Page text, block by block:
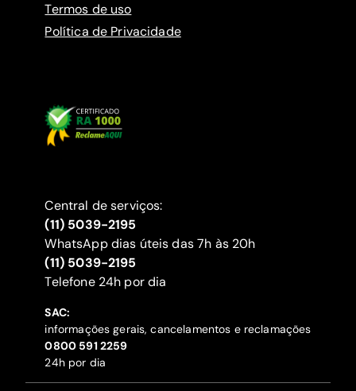
Termos de uso
Política de Privacidade
Central de serviços:
(11) 5039-2195
WhatsApp dias úteis das 7h às 20h
(11) 5039-2195
‍Telefone 24h por dia
SAC:
informações gerais, cancelamentos e reclamações
‍0800 591 2259
24h por dia